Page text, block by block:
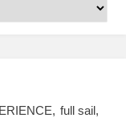
full sail